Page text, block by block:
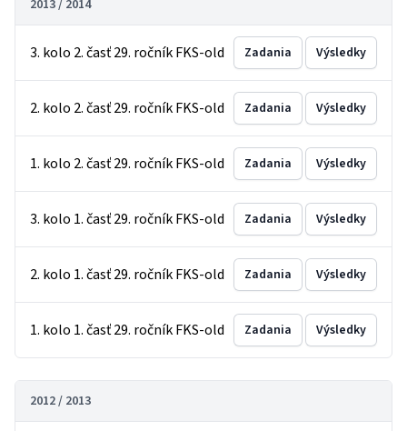
2013 / 2014
3. kolo 2. časť 29. ročník FKS-old Zadania Výsledky
2. kolo 2. časť 29. ročník FKS-old Zadania Výsledky
1. kolo 2. časť 29. ročník FKS-old Zadania Výsledky
3. kolo 1. časť 29. ročník FKS-old Zadania Výsledky
2. kolo 1. časť 29. ročník FKS-old Zadania Výsledky
1. kolo 1. časť 29. ročník FKS-old Zadania Výsledky
2012 / 2013